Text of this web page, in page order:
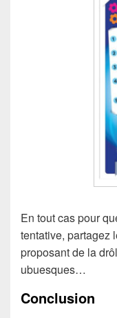
En tout cas pour
tentative, partagez
proposant de la
ubuesques…
Conclusion